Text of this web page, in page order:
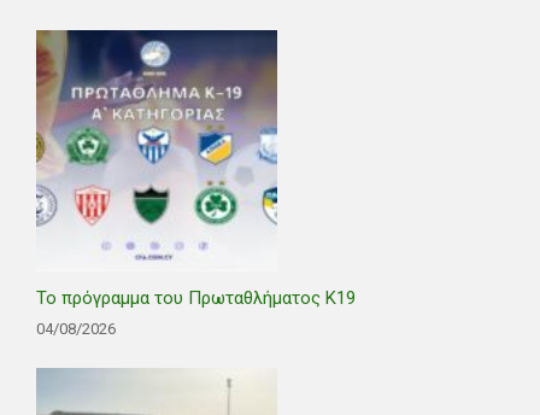
Το πρόγραμμα του Πρωταθλήματος Κ19
04/08/2026